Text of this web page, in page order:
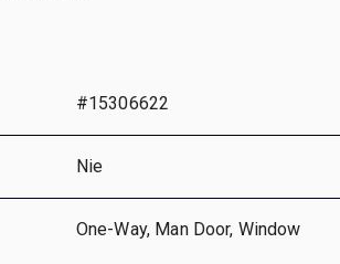
#15306622
Nie
One-Way, Man Door, Window